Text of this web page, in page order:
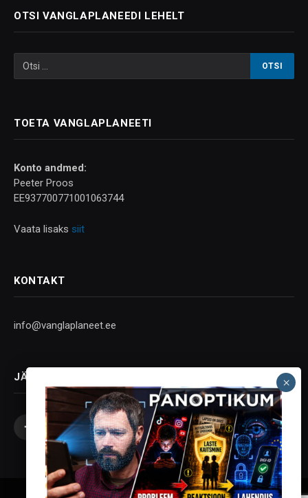
OTSI VANGLAPLANEEDI LEHELT
TOETA VANGLAPLANEETI
Konto andmed:
Peeter Proos
EE937700771001063744
Vaata lisaks siit
KONTAKT
info@vanglaplaneet.ee
JÄLGI SOTSIAALMEEDIAS
Facebook
X
(Twitter)
InstagramYouTubeTelegram